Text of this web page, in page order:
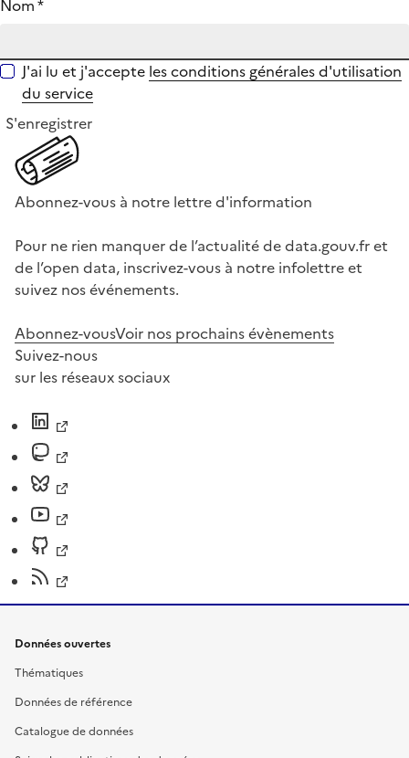
Nom*
J'ai lu et j'accepte les conditions générales d'utilisation
du service
S'enregistrer
Abonnez-vous à notre lettre d'information
Pour ne rien manquer de l’actualité de data.gouv.fr et
de l’open data, inscrivez-vous à notre infolettre et
suivez nos événements.
Abonnez-vousVoir nos prochains évènements
Suivez-nous
sur les réseaux sociaux
Données ouvertes
Thématiques
Données de référence
Catalogue de données